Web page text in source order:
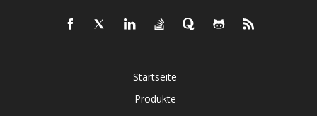
Startseite
Produkte